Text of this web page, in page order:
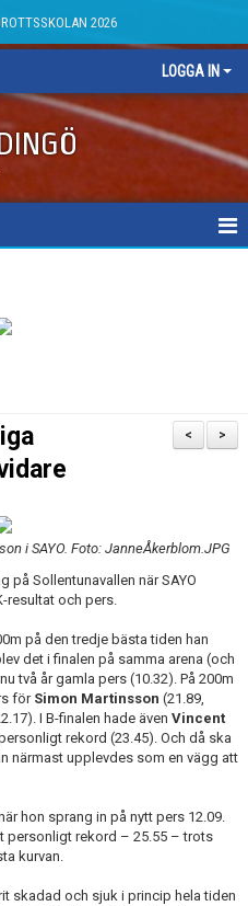
2026
LOGGA IN
>
<
i SAYO. Foto: JanneÅkerblom.JPG
på Sollentunavallen när SAYO
resultat och pers.
på den tredje bästa tiden han
det i finalen på samma arena (och
två år gamla pers (10.32). På 200m
för Simon Martinsson (21.89,
I B-finalen hade även Vincent
rekord (23.45). Och då ska
närmast upplevdes som en vägg att
hon sprang in på nytt pers 12.09.
personligt rekord – 25.55 – trots
kurvan.
skadad och sjuk i princip hela tiden